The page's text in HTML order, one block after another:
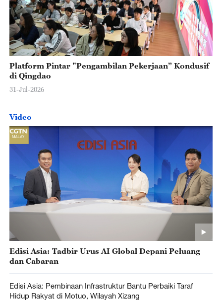
Platform Pintar "Pengambilan Pekerjaan” Kondusif
di Qingdao
31-Jul-2026
Video
Edisi Asia: Tadbir Urus AI Global Depani Peluang
dan Cabaran
Edisi Asia: Pembinaan Infrastruktur Bantu Perbaiki Taraf
Hidup Rakyat di Motuo, Wilayah Xizang